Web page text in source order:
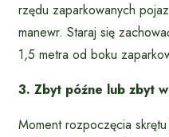
rzędu zaparkowanych
manewr. Staraj się
1,5 metra od boku
3. Zbyt późne lub zbyt
Moment rozpoczęcia